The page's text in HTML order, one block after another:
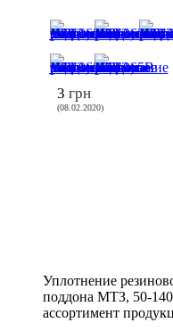
3 грн
(08.02.2020)
Уплотнение
поддона МТЗ, 50-
ассортимент